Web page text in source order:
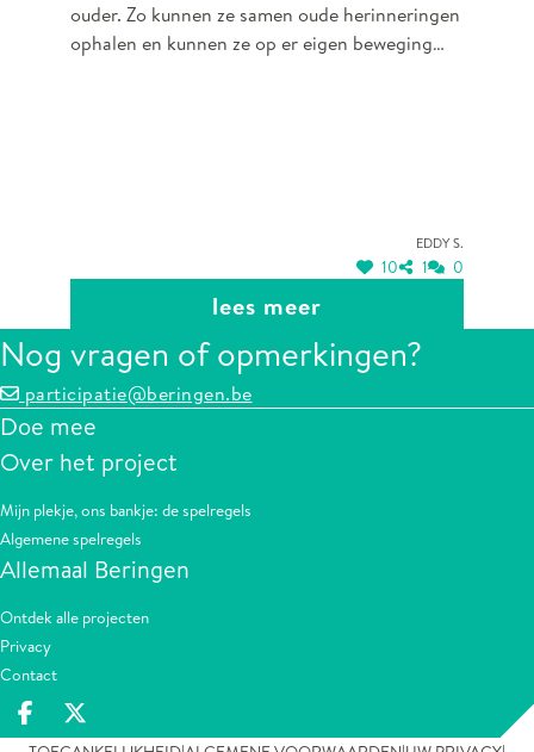
ouder. Zo kunnen ze samen oude herinneringen
ophalen en kunnen ze op er eigen beweging
Eddy S.
10 1 0
lees meer
Nog vragen of opmerkingen?
participatie@beringen.be
Doe mee
Over het project
Mijn plekje, ons bankje: de spelregels
Algemene spelregels
Allemaal Beringen
Ontdek alle projecten
Privacy
Contact
Deel op facebook
Deel op X